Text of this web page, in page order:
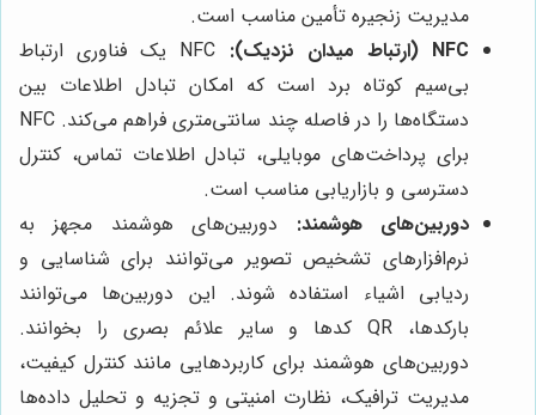
مدیریت زنجیره تأمین مناسب است.
NFC (ارتباط میدان نزدیک):
NFC یک فناوری ارتباط
بی‌سیم کوتاه برد است که امکان تبادل اطلاعات بین
دستگاه‌ها را در فاصله چند سانتی‌متری فراهم می‌کند. NFC
برای پرداخت‌های موبایلی، تبادل اطلاعات تماس، کنترل
دسترسی و بازاریابی مناسب است.
دوربین‌های هوشمند: دوربین‌های هوشمند مجهز به
نرم‌افزارهای تشخیص تصویر می‌توانند برای شناسایی و
ردیابی اشیاء استفاده شوند. این دوربین‌ها می‌توانند
بارکدها، QR کدها و سایر علائم بصری را بخوانند.
دوربین‌های هوشمند برای کاربردهایی مانند کنترل کیفیت،
مدیریت ترافیک، نظارت امنیتی و تجزیه و تحلیل داده‌ها